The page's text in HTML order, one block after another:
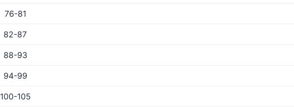
76-81
82-87
88-93
94-99
100-105